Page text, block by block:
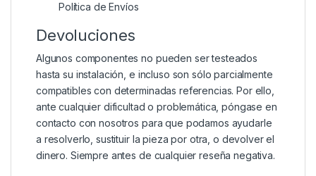
Política de Envíos
Devoluciones
Algunos componentes no pueden ser testeados
hasta su instalación, e incluso son sólo parcialmente
compatibles con determinadas referencias. Por ello,
ante cualquier dificultad o problemática, póngase en
contacto con nosotros para que podamos ayudarle
a resolverlo, sustituir la pieza por otra, o devolver el
dinero. Siempre antes de cualquier reseña negativa.